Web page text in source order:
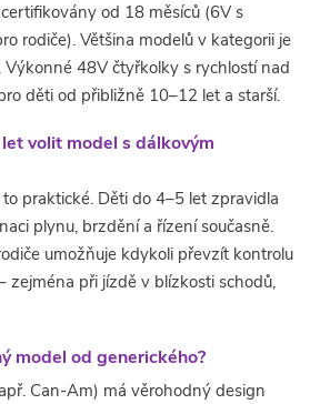
od 18 měsíců (6V s
rodiče). Většina modelů v kategorii je
Výkonné 48V čtyřkolky s rychlostí nad
děti od přibližně 10–12 let a starší.
volit model s dálkovým
praktické. Děti do 4–5 let zpravidla
plynu, brzdění a řízení současně.
umožňuje kdykoli převzít kontrolu
zejména při jízdě v blízkosti schodů,
model od generického?
Can-Am) má věrohodný design